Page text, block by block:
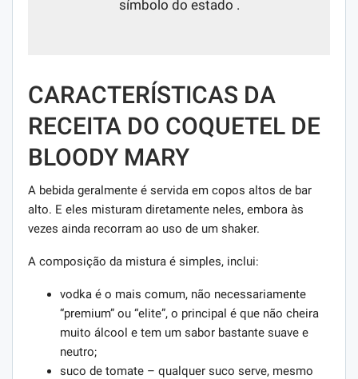
símbolo do estado .
CARACTERÍSTICAS DA
RECEITA DO COQUETEL DE
BLOODY MARY
A bebida geralmente é servida em copos altos de bar
alto. E eles misturam diretamente neles, embora às
vezes ainda recorram ao uso de um shaker.
A composição da mistura é simples, inclui:
vodka é o mais comum, não necessariamente
“premium” ou “elite”, o principal é que não cheira
muito álcool e tem um sabor bastante suave e
neutro;
suco de tomate – qualquer suco serve, mesmo